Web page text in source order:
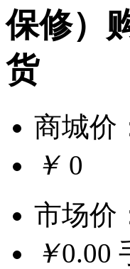
保修）
货
商城价
￥ 0
市场价
￥0.00